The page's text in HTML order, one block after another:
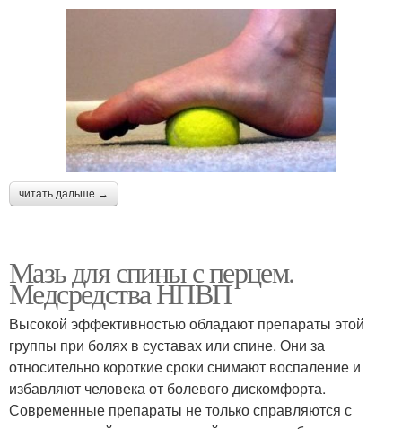
читать дальше →
Мазь для спины с перцем.
Медсредства НПВП
Высокой эффективностью обладают препараты этой
группы при болях в суставах или спине. Они за
относительно короткие сроки снимают воспаление и
избавляют человека от болевого дискомфорта.
Современные препараты не только справляются с